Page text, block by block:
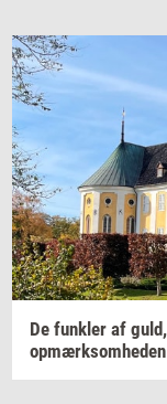
De funk­ler af
op­mærk­som­he­den